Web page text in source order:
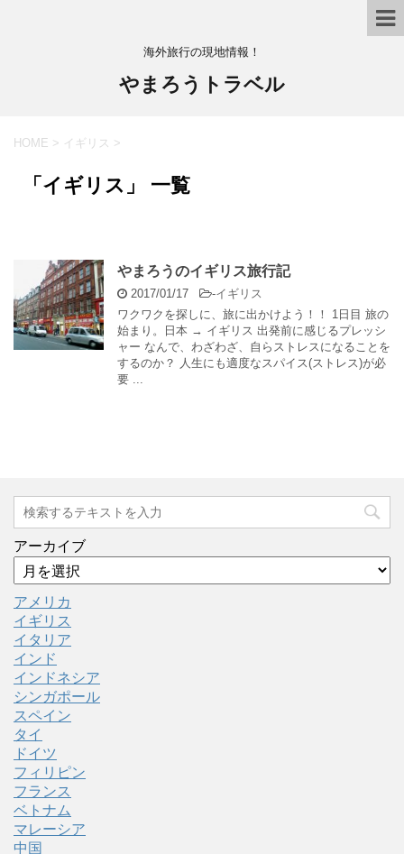
海外旅行の現地情報！
やまろうトラベル
HOME > イギリス >
「イギリス」 一覧
やまろうのイギリス旅行記
2017/01/17 -イギリス
ワクワクを探しに、旅に出かけよう！！ 1日目 旅の
始まり。日本 → イギリス 出発前に感じるプレッシ
ャー なんで、わざわざ、自らストレスになることを
するのか？ 人生にも適度なスパイス(ストレス)が必
要 ...
アーカイブ
アメリカ
イギリス
イタリア
インド
インドネシア
シンガポール
スペイン
タイ
ドイツ
フィリピン
フランス
ベトナム
マレーシア
中国